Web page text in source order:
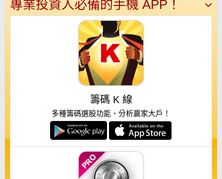
專業投資人必備的手機 APP！
籌碼 K 線
多種籌碼選股功能、分析贏家大戶！